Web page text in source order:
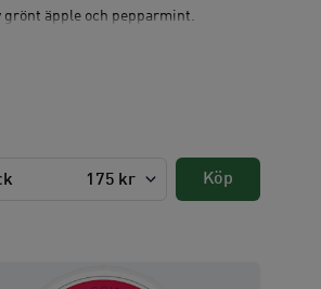
grönt äpple och pepparmint.
175 kr Köp